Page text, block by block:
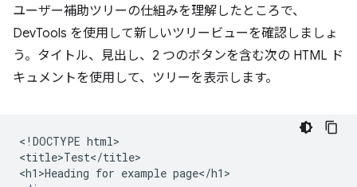
ユーザー補助ツリーの仕組みを理解したところで、
DevTools を使用して新しいツリービューを確認しましょ
う。タイトル、見出し、2 つのボタンを含む次の HTML ド
キュメントを使用して、ツリーを表示します。
<!DOCTYPE html>
<title>Test</title>
<h1>Heading for example page</h1>